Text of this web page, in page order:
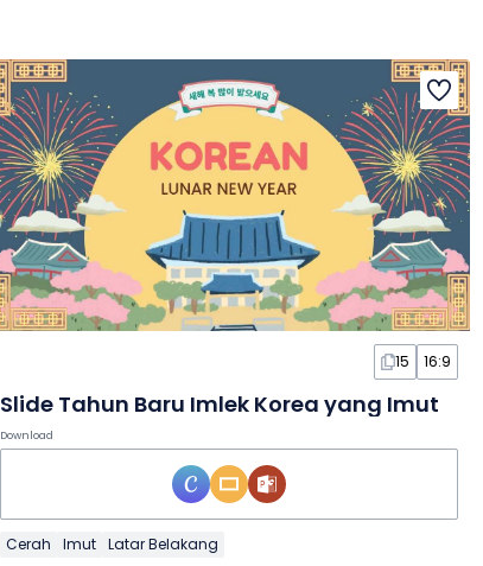
15 16:9
Slide Tahun Baru Imlek Korea yang Imut
Download
Cerah Imut Latar Belakang